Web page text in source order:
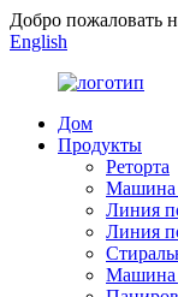
Добро пожаловать
English
Дом
Продукты
Реторта
Машина
Линия
Линия
Машина